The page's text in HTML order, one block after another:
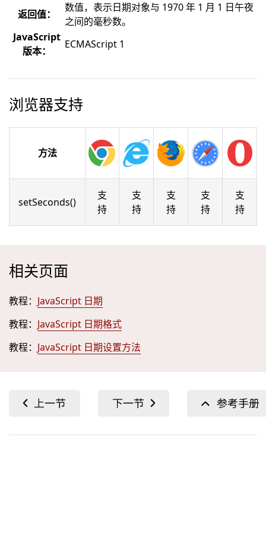
返回值：
数值，表示日期对象与 1970 年 1 月 1 日午夜
之间的毫秒数。
JavaScript
版本：
ECMAScript 1
浏览器支持
方法
setSeconds()
支
持
支
持
支
持
支
持
支
持
相关页面
教程： JavaScript 日期
教程： JavaScript 日期格式
教程： JavaScript 日期设置方法